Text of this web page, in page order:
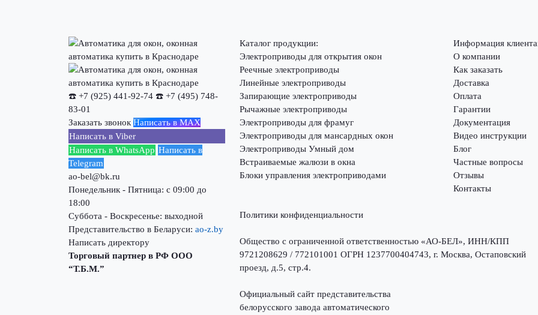
☎️ +7 (925) 441-92-74 ☎️ +7 (495) 748-
83-01
Заказать звонок Написать в MAX
Написать в Viber
Написать в WhatsApp Написать в
Telegram
ao-bel@bk.ru
Понедельник - Пятница: с 09:00 до
18:00
Суббота - Воскресенье: выходной
Представительство в Беларуси: ao-z.by
Написать директору
Торговый партнер в РФ ООО
“Т.Б.М.”
Каталог продукции:
Электроприводы для открытия окон
Реечные электроприводы
Линейные электроприводы
Запирающие электроприводы
Рычажные электроприводы
Электроприводы для фрамуг
Электроприводы для мансардных окон
Электроприводы Умный дом
Встраиваемые жалюзи в окна
Блоки управления электроприводами
Информация
О компании
Как заказать
Доставка
Оплата
Гарантии
Документация
Видео инструкции
Блог
Частные вопросы
Отзывы
Контакты
Политики конфиденциальности
Общество с ограниченной ответственностью «АО-БЕЛ», ИНН/КПП
9721208629 / 772101001 ОГРН 1237700404743, г. Москва, Остаповский
проезд, д.5, стр.4.
Официальный сайт представительства
белорусского завода автоматического